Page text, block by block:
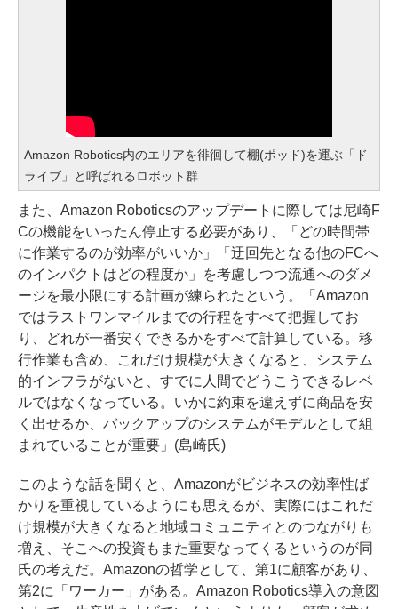
Amazon Robotics内のエリアを徘徊して棚(ポッド)を運ぶ「ド
ライブ」と呼ばれるロボット群
また、Amazon Roboticsのアップデートに際しては尼崎F
Cの機能をいったん停止する必要があり、「どの時間帯
に作業するのが効率がいいか」「迂回先となる他のFCへ
のインパクトはどの程度か」を考慮しつつ流通へのダメ
ージを最小限にする計画が練られたという。「Amazon
ではラストワンマイルまでの行程をすべて把握してお
り、どれが一番安くできるかをすべて計算している。移
行作業も含め、これだけ規模が大きくなると、システム
的インフラがないと、すでに人間でどうこうできるレベ
ルではなくなっている。いかに約束を違えずに商品を安
く出せるか、バックアップのシステムがモデルとして組
まれていることが重要」(島崎氏)
このような話を聞くと、Amazonがビジネスの効率性ば
かりを重視しているようにも思えるが、実際にはこれだ
け規模が大きくなると地域コミュニティとのつながりも
増え、そこへの投資もまた重要なってくるというのが同
氏の考えだ。Amazonの哲学として、第1に顧客があり、
第2に「ワーカー」がある。Amazon Robotics導入の意図